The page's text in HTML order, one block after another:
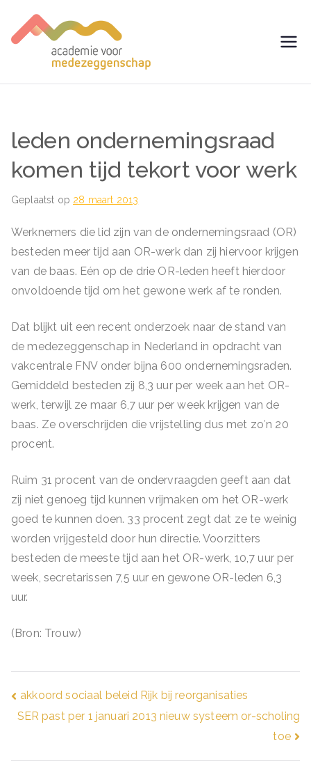
naar
de
voor
Medezegg
leden ondernemingsraad
komen tijd tekort voor werk
Geplaatst op 28 maart 2013
Werknemers die lid zijn van de ondernemingsraad (OR)
besteden meer tijd aan OR-werk dan zij hiervoor krijgen
van de baas. Eén op de drie OR-leden heeft hierdoor
onvoldoende tijd om het gewone werk af te ronden.
Dat blijkt uit een recent onderzoek naar de stand van
de medezeggenschap in Nederland in opdracht van
vakcentrale FNV onder bijna 600 ondernemingsraden.
Gemiddeld besteden zij 8,3 uur per week aan het OR-
werk, terwijl ze maar 6,7 uur per week krijgen van de
baas. Ze overschrijden die vrijstelling dus met zo′n 20
procent.
Ruim 31 procent van de ondervraagden geeft aan dat
zij niet genoeg tijd kunnen vrijmaken om het OR-werk
goed te kunnen doen. 33 procent zegt dat ze te weinig
worden vrijgesteld door hun directie. Voorzitters
besteden de meeste tijd aan het OR-werk, 10,7 uur per
week, secretarissen 7,5 uur en gewone OR-leden 6,3
uur.
(Bron: Trouw)
Bericht
navigatie
akkoord sociaal beleid Rijk bij reorganisaties
SER past per 1 januari 2013 nieuw systeem or-scholing
toe